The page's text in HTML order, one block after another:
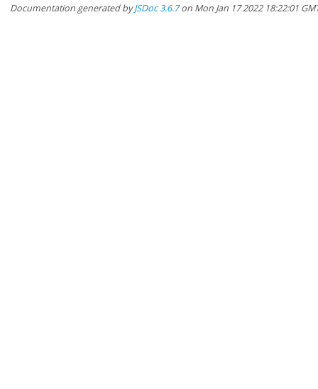
Documentation generated byJSDoc 3.6.7on Mon Jan 17 2022 18:22:01